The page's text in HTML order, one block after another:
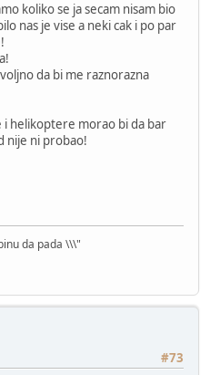
koliko se ja secam nisam bio
nas je vise a neki cak i po par
da bi me raznorazna
i helikoptere morao bi da bar
nije ni probao!
da pada \\\"
#73